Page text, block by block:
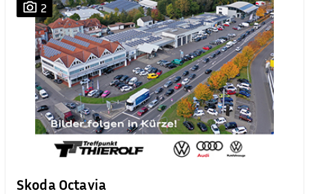
2
Skoda Octavia